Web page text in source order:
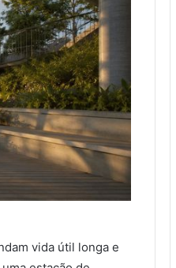
vida útil longa e